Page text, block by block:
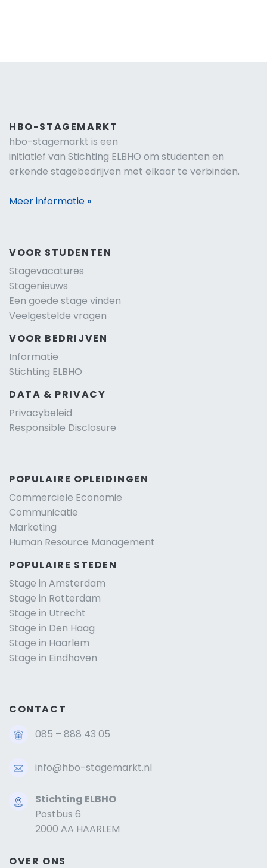
HBO-STAGEMARKT
hbo-stagemarkt is een
initiatief van Stichting ELBHO om studenten en
erkende stagebedrijven met elkaar te verbinden.
Meer informatie »
VOOR STUDENTEN
Stagevacatures
Stagenieuws
Een goede stage vinden
Veelgestelde vragen
VOOR BEDRIJVEN
Informatie
Stichting ELBHO
DATA & PRIVACY
Privacybeleid
Responsible Disclosure
POPULAIRE OPLEIDINGEN
Commerciele Economie
Communicatie
Marketing
Human Resource Management
POPULAIRE STEDEN
Stage in Amsterdam
Stage in Rotterdam
Stage in Utrecht
Stage in Den Haag
Stage in Haarlem
Stage in Eindhoven
CONTACT
085 – 888 43 05
info@hbo-stagemarkt.nl
Stichting ELBHO
Postbus 6
2000 AA HAARLEM
OVER ONS